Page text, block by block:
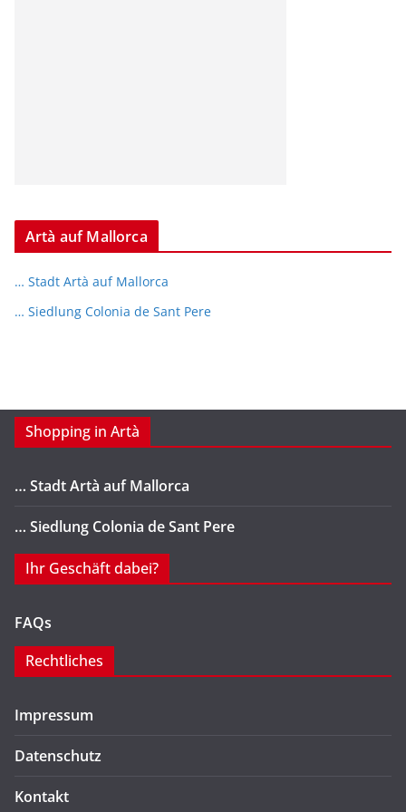
Artà auf Mallorca
… Stadt Artà auf Mallorca
… Siedlung Colonia de Sant Pere
Shopping in Artà
… Stadt Artà auf Mallorca
… Siedlung Colonia de Sant Pere
Ihr Geschäft dabei?
FAQs
Rechtliches
Impressum
Datenschutz
Kontakt